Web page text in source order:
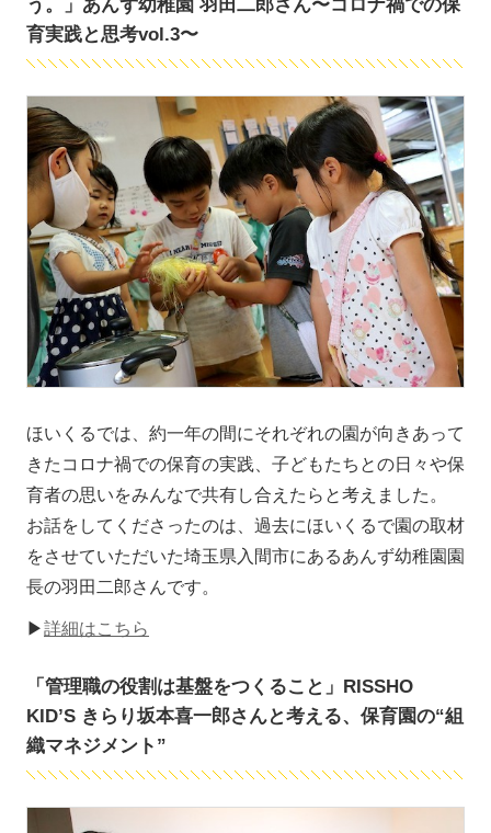
う。」あんず幼稚園 羽田二郎さん〜コロナ禍での保
育実践と思考vol.3〜
ほいくるでは、約一年の間にそれぞれの園が向きあって
きたコロナ禍での保育の実践、子どもたちとの日々や保
育者の思いをみんなで共有し合えたらと考えました。
お話をしてくださったのは、過去にほいくるで園の取材
をさせていただいた埼玉県入間市にあるあんず幼稚園園
長の羽田二郎さんです。
▶詳細はこちら
「管理職の役割は基盤をつくること」RISSHO
KID’S きらり坂本喜一郎さんと考える、保育園の“組
織マネジメント”